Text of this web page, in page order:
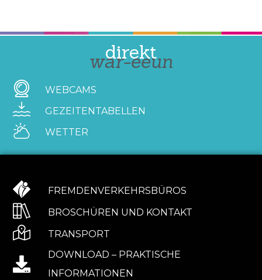
direkt
war-eeun
WEBCAMS
GEZEITENTABELLEN
WETTER
FREMDENVERKEHRSBÜROS
BROSCHÜREN UND KONTAKT
TRANSPORT
DOWNLOAD – PRAKTISCHE
INFORMATIONEN